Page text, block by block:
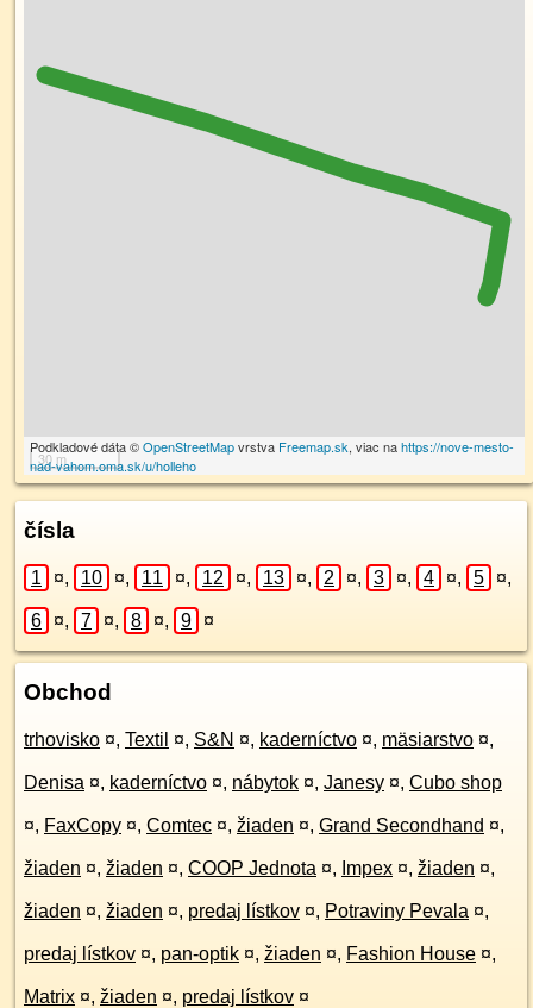
30 m
Podkladové dáta ©OpenStreetMapvrstva Freemap.sk, viac nahttps://nove-mesto-
nad-vahom.oma.sk/u/holleho
čísla
1 ¤, 10 ¤, 11 ¤, 12 ¤, 13 ¤, 2 ¤, 3 ¤, 4 ¤, 5 ¤,
6 ¤, 7 ¤, 8 ¤, 9 ¤
Obchod
trhovisko ¤, Textil ¤, S&N ¤, kaderníctvo ¤, mäsiarstvo ¤,
Denisa ¤, kaderníctvo ¤, nábytok ¤, Janesy ¤, Cubo shop
¤, FaxCopy ¤, Comtec ¤, žiaden ¤, Grand Secondhand ¤,
žiaden ¤, žiaden ¤, COOP Jednota ¤, Impex ¤, žiaden ¤,
žiaden ¤, žiaden ¤, predaj lístkov ¤, Potraviny Pevala ¤,
predaj lístkov ¤, pan-optik ¤, žiaden ¤, Fashion House ¤,
Matrix ¤, žiaden ¤, predaj lístkov ¤